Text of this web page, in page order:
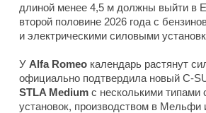
длиной менее 4,5 м должны выйти в
второй половине 2026 года с
и электрическими силовыми
У Alfa Romeo календарь растянут
официально подтвердила новый C-
STLA Medium с несколькими типами
установок, производством в Мельфи